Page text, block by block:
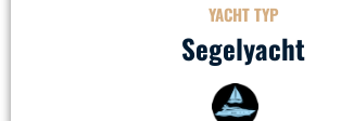
YACHT TYP
Segelyacht